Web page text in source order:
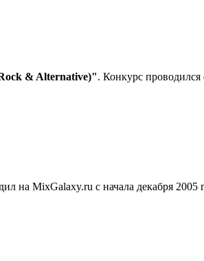
& Alternative)". Конкурс проводился
на MixGalaxy.ru с начала декабря 2005